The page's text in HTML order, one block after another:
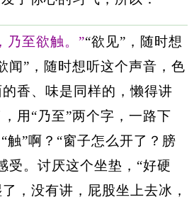
乃至欲触。”“欲见”，随时想
闻”，随时想听这个声音，色
香、味是同样的，懒得讲
用“乃至”两个字，一路下
触”啊？“窗子怎么开了？膀
受。讨厌这个坐垫，“好硬
，没有讲，屁股坐上去冰，